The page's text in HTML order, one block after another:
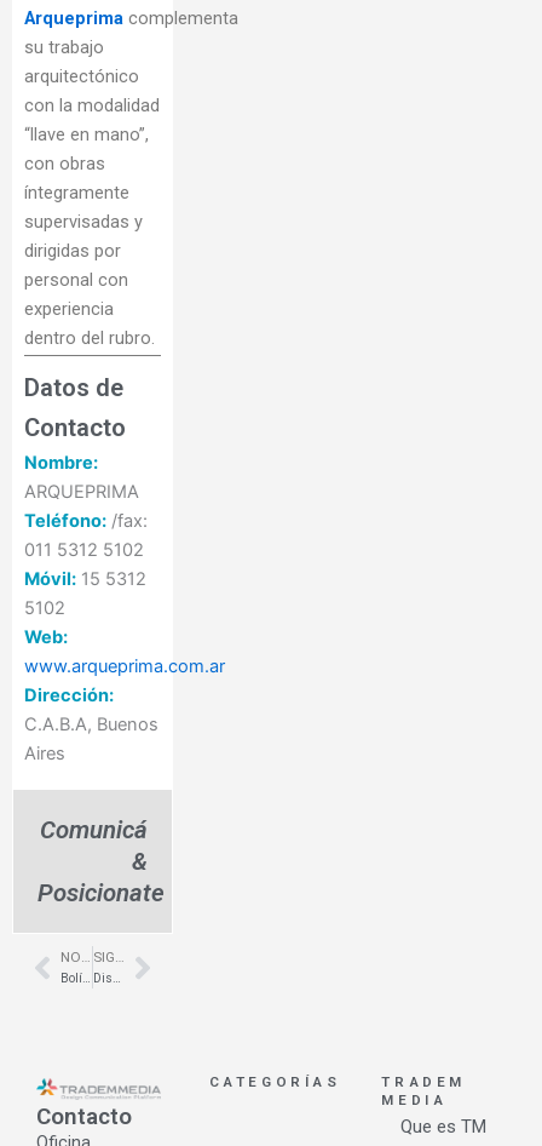
Arqueprima complementa
su trabajo
arquitectónico
con la modalidad
“llave en mano”,
con obras
íntegramente
supervisadas y
dirigidas por
personal con
experiencia
dentro del rubro.
Datos de
Contacto
Nombre:
ARQUEPRIMA
Teléfono: /fax:
011 5312 5102
Móvil: 15 5312
5102
Web:
www.arqueprima.com.ar
Dirección:
C.A.B.A, Buenos
Aires
Comunicá
&
Posicionate
Prev
NOTA ANTERIOR SIGUIENTE NOTA Next
Contacto
CATEGORÍAS
TRADEM
MEDIA
Que es TM